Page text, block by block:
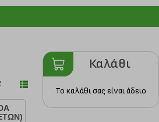
Καλάθι
Το καλάθι σας είναι άδειο